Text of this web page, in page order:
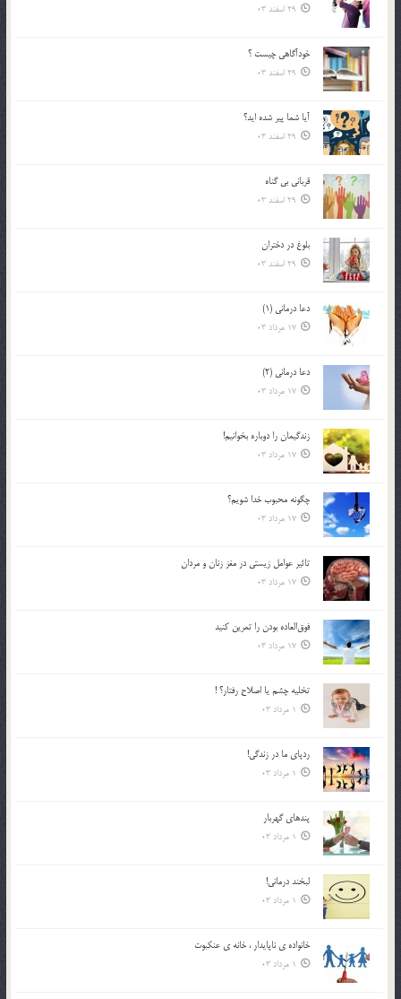
29 اسفند 03
خودآگاهى چيست ؟
29 اسفند 03
آیا شما پیر شده اید؟
29 اسفند 03
قرباني بي گناه
29 اسفند 03
بلوغ در دختران
29 اسفند 03
دعا درمانی (1)
17 مرداد 03
دعا درمانی (2)
17 مرداد 03
زندگيمان را دوباره بخوانيم!
17 مرداد 03
چگونه محبوب خدا شويم؟
17 مرداد 03
تاثیر عوامل زيستي در مغز زنان و مردان
17 مرداد 03
فوق‌العاده بودن را تمرين كنيد
17 مرداد 03
تخليه چشم يا اصلاح رفتار؟ !
1 مرداد 03
ردپاى ما در زندگى!
1 مرداد 03
پندهاي گهربار
1 مرداد 03
لبخند درمانى!
1 مرداد 03
خانواده ي ناپايدار ، خانه ي عنکبوت
1 مرداد 03